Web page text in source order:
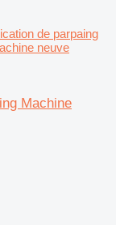
de parpaing
neuve
Machine